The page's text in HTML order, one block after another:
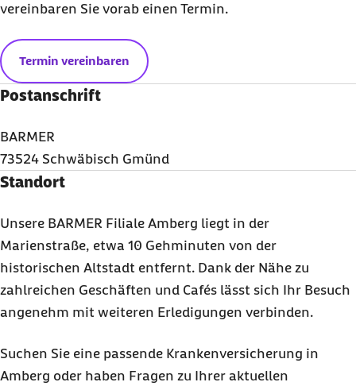
vereinbaren Sie vorab einen Termin.
Termin vereinbaren
Postanschrift
BARMER
73524 Schwäbisch Gmünd
Standort
Unsere BARMER Filiale Amberg liegt in der
Marienstraße, etwa 10 Gehminuten von der
historischen Altstadt entfernt. Dank der Nähe zu
zahlreichen Geschäften und Cafés lässt sich Ihr Besuch
angenehm mit weiteren Erledigungen verbinden.
Suchen Sie eine passende Krankenversicherung in
Amberg oder haben Fragen zu Ihrer aktuellen